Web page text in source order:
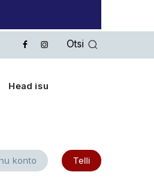
Otsi
Head isu
konto Telli